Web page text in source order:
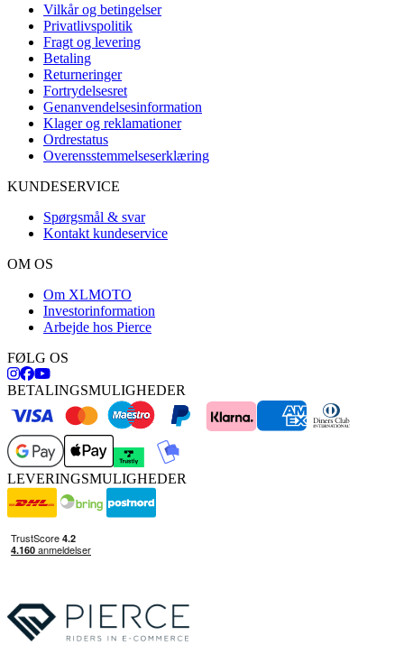
Vilkår og betingelser
Privatlivspolitik
Fragt og levering
Betaling
Returneringer
Fortrydelsesret
Genanvendelsesinformation
Klager og reklamationer
Ordrestatus
Overensstemmelseserklæring
KUNDESERVICE
Spørgsmål & svar
Kontakt kundeservice
OM OS
Om XLMOTO
Investorinformation
Arbejde hos Pierce
FØLG OS
BETALINGSMULIGHEDER
LEVERINGSMULIGHEDER